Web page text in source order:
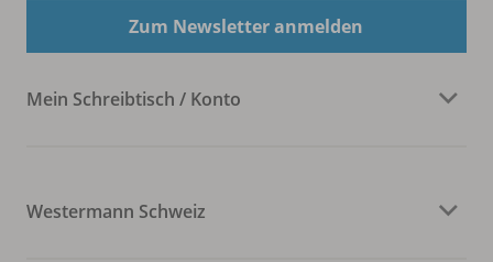
Zum Newsletter anmelden
Mein Schreibtisch / Konto
Westermann Schweiz